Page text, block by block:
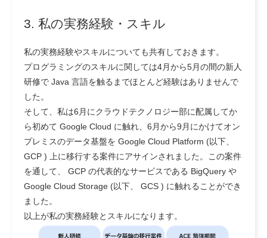
3. 私の実務経験・スキル
私の実務経験やスキルについても共有しておきます。
プログラミングのスキルに関しては4月から5月の間の新人
研修で Java 言語を触るまでほとんど経験はありませんで
した。
そして、私は6月にクラウドテクノロジー部に配属してか
ら初めて Google Cloud に触れ、6月から9月にかけてオン
プレミスのデータ基盤を Google Cloud Platform (以下、
GCP ) 上に移行する案件にアサインされました。この案件
を通して、 GCP の代表的なサービスである BigQuery や
Google Cloud Storage (以下、 GCS ) に触れることができ
ました。
以上が私の実務経験とスキルになります。